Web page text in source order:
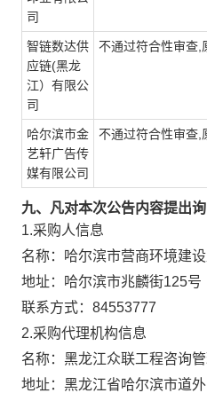
司
智链数达供
应链(黑龙
江）有限公
司
不通过符合性审查,
哈尔滨市金
艺轩广告传
媒有限公司
不通过符合性审查,
九、凡对本次公告内容提出
1.采购人信息
名称： 哈尔滨市营商环境建
地址： 哈尔滨市兆麟街125号
联系方式： 84553777
2.采购代理机构信息
名称： 黑龙江众联工程咨询
地址： 黑龙江省哈尔滨市道